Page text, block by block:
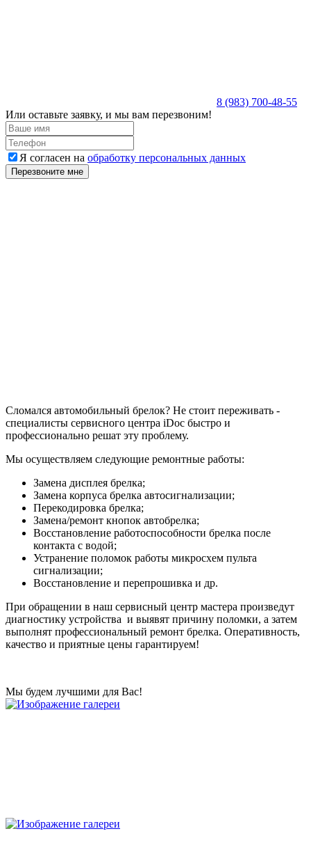
8 (983) 700-48-55
Или оставьте заявку, и мы вам перезвоним!
Я согласен на обработку персональных данных
Перезвоните мне
Сломался автомобильный брелок? Не стоит переживать -
специалисты сервисного центра iDoc быстро и
профессионально решат эту проблему.
Мы осуществляем следующие ремонтные работы:
Замена дисплея брелка;
Замена корпуса брелка автосигнализации;
Перекодировка брелка;
Замена/ремонт кнопок автобрелка;
Восстановление работоспособности брелка после
контакта с водой;
Устранение поломок работы микросхем пульта
сигнализации;
Восстановление и перепрошивка и др.
При обращении в наш сервисный центр мастера произведут
диагностику устройства и выявят причину поломки, а затем
выполнят профессиональный ремонт брелка. Оперативность,
качество и приятные цены гарантируем!
Мы будем лучшими для Вас!